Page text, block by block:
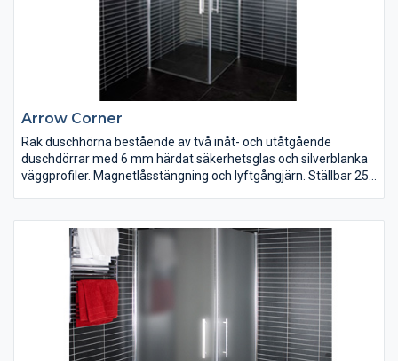
Arrow Corner
Rak duschhörna bestående av två inåt- och utåtgående
duschdörrar med 6 mm härdat säkerhetsglas och silverblanka
väggprofiler. Magnetlåsstängning och lyftgångjärn. Ställbar 25
1900 mm.